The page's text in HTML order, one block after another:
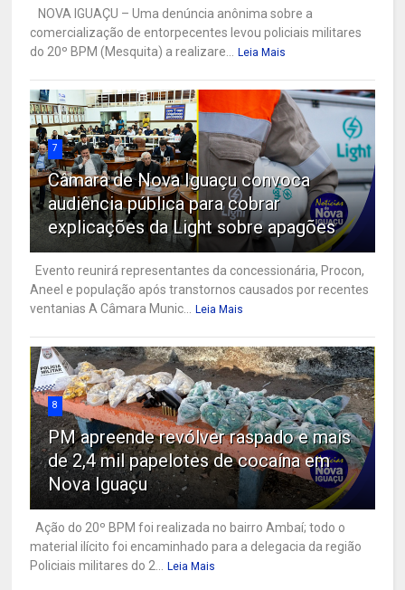
NOVA IGUAÇU – Uma denúncia anônima sobre a
comercialização de entorpecentes levou policiais militares
do 20º BPM (Mesquita) a realizare... Leia Mais
7
Câmara de Nova Iguaçu convoca
audiência pública para cobrar
explicações da Light sobre apagões
Evento reunirá representantes da concessionária, Procon,
Aneel e população após transtornos causados por recentes
ventanias A Câmara Munic... Leia Mais
8
PM apreende revólver raspado e mais
de 2,4 mil papelotes de cocaína em
Nova Iguaçu
Ação do 20º BPM foi realizada no bairro Ambaí; todo o
material ilícito foi encaminhado para a delegacia da região
Policiais militares do 2... Leia Mais